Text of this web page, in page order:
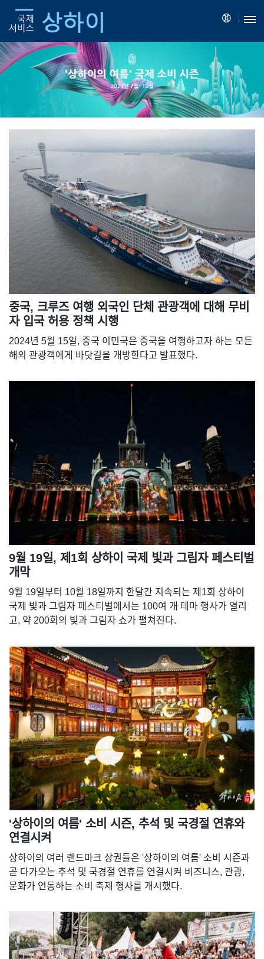
중국, 크루즈 여행 외국인 단체 관광객에 대해 무비
자 입국 허용 정책 시행
2024년 5월 15일, 중국 이민국은 중국을 여행하고자 하는 모든
해외 관광객에게 바닷길을 개방한다고 발표했다.
9월 19일, 제1회 상하이 국제 빛과 그림자 페스티벌
개막
9월 19일부터 10월 18일까지 한달간 지속되는 제1회 상하이
국제 빛과 그림자 페스티벌에서는 100여 개 테마 행사가 열리
고, 약 200회의 빛과 그림자 쇼가 펼쳐진다.
'상하이의 여름' 소비 시즌, 추석 및 국경절 연휴와
연결시켜
상하이의 여러 랜드마크 상권들은 '상하이의 여름' 소비 시즌과
곧 다가오는 추석 및 국경절 연휴를 연결시켜 비즈니스, 관광,
문화가 연동하는 소비 축제 행사를 개시했다.